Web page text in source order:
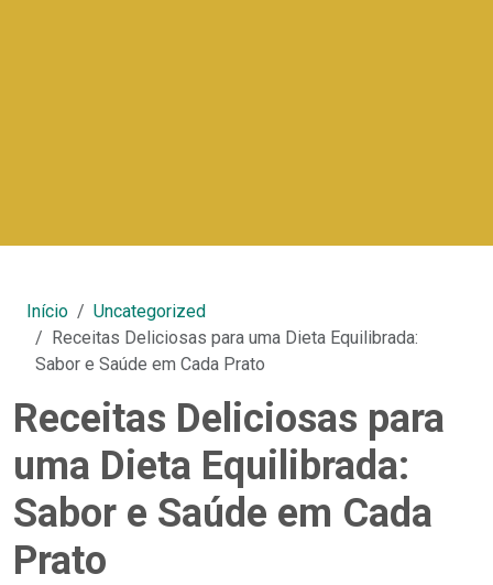
Início
Uncategorized
Receitas Deliciosas para uma Dieta Equilibrada:
Sabor e Saúde em Cada Prato
Receitas Deliciosas para
uma Dieta Equilibrada:
Sabor e Saúde em Cada
Prato